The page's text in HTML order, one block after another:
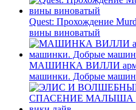
Quest: Прохождение
вины виноватый
МАШИНКА ВИЛЛИ
машинки. Добрые